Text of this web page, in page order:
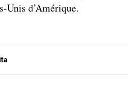
Unis d’Amérique.